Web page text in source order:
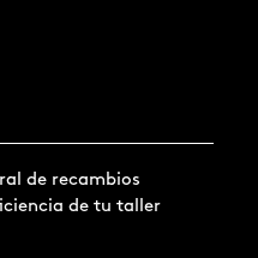
de recambios
de tu taller